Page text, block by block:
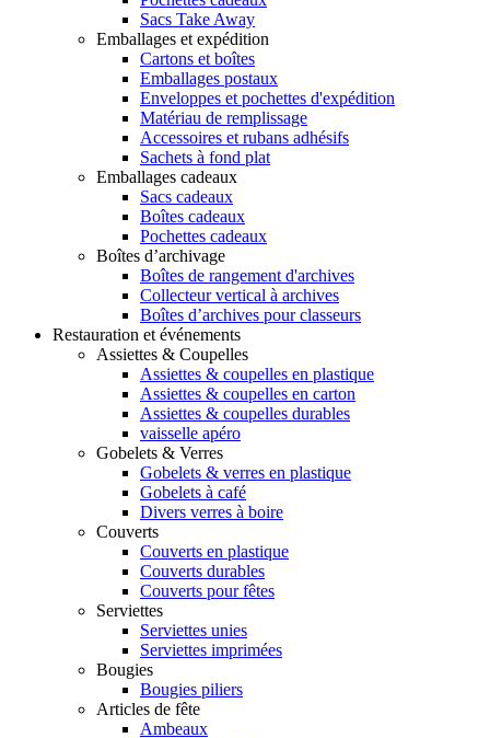
Sacs Take Away
Emballages et expédition
Cartons et boîtes
Emballages postaux
Enveloppes et pochettes d'expédition
Matériau de remplissage
Accessoires et rubans adhésifs
Sachets à fond plat
Emballages cadeaux
Sacs cadeaux
Boîtes cadeaux
Pochettes cadeaux
Boîtes d’archivage
Boîtes de rangement d'archives
Collecteur vertical à archives
Boîtes d’archives pour classeurs
Restauration et événements
Assiettes & Coupelles
Assiettes & coupelles en plastique
Assiettes & coupelles en carton
Assiettes & coupelles durables
vaisselle apéro
Gobelets & Verres
Gobelets & verres en plastique
Gobelets à café
Divers verres à boire
Couverts
Couverts en plastique
Couverts durables
Couverts pour fêtes
Serviettes
Serviettes unies
Serviettes imprimées
Bougies
Bougies piliers
Articles de fête
Ambeaux